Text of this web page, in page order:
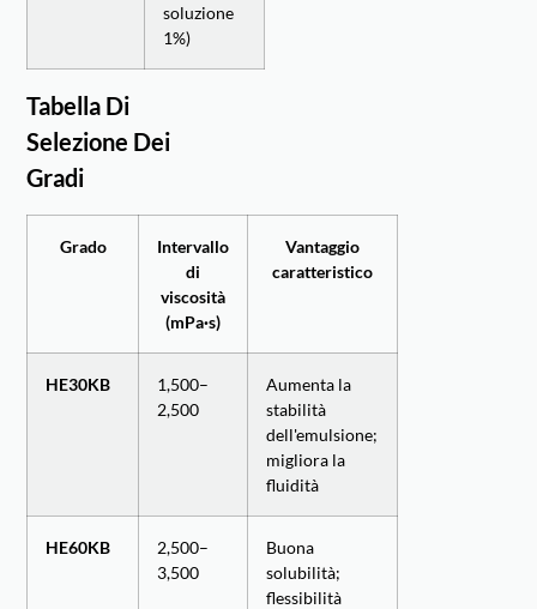
soluzione
1%)
Tabella Di
Selezione Dei
Gradi
Grado
Intervallo
di
viscosità
(mPa·s)
Vantaggio
caratteristico
HE30KB
1,500–
2,500
Aumenta la
stabilità
dell'emulsione;
migliora la
fluidità
HE60KB
2,500–
3,500
Buona
solubilità;
flessibilità